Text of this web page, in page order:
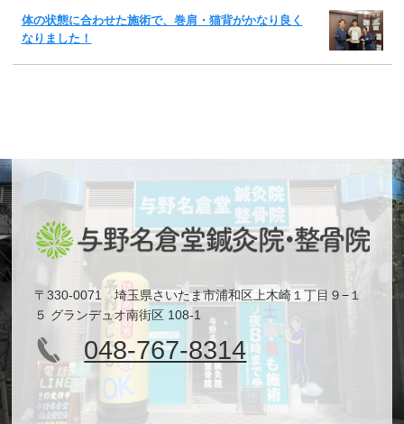
体の状態に合わせた施術で、巻肩・猫背がかなり良く
なりました！
〒330-0071 埼玉県さいたま市浦和区上木崎１丁目９−１
５ グランデュオ南街区 108-1
048-767-8314